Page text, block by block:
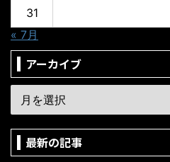
31
« 7月
アーカイブ
最新の記事